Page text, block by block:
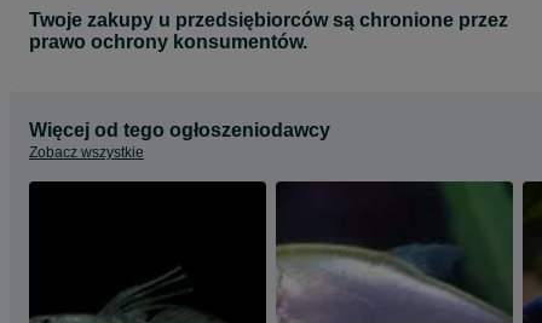
Twoje zakupy u przedsiębiorców są chronione przez
prawo ochrony konsumentów.
Więcej od tego ogłoszeniodawcy
Zobacz wszystkie